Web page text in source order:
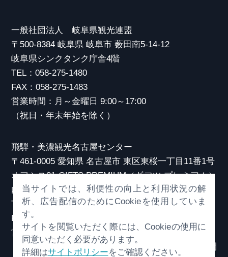
一般社団法人 岐阜県観光連盟
〒500-8384 岐阜県 岐阜市 薮田南5-14-12
岐阜県シンクタンク庁舎4階
TEL：058-275-1480
FAX：058-275-1483
営業時間：月～金曜日 9:00～17:00
（祝日・年末年始を除く）
飛騨・美濃観光名古屋センター
〒461-0005 愛知県 名古屋市 東区東桜一丁目11番1号
オアシス21 GIFTS PREMIUM（ギフツ プレミアム）
内
TEL：052-253-6185
FAX：052-253-6186
営業時間：10:00～21:00
（原則、元日を除き年中無休）※観光相談対応時間
当サイトでは、利便性の向上と利用状況の解
析、広告配信のためにCookieを使用していま
す。
サイトを閲覧いただく際には、Cookieの使用に
同意いただく必要があります。
詳細はサイトポリシーをご確認ください。